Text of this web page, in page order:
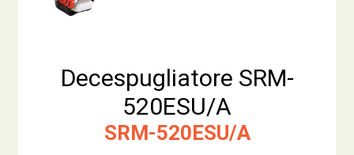
Decespugliatore SRM-
520ESU/A
SRM-520ESU/A